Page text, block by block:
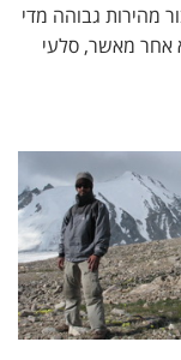
מהירות גבוהה מדי
אחר מאשר, סלעי